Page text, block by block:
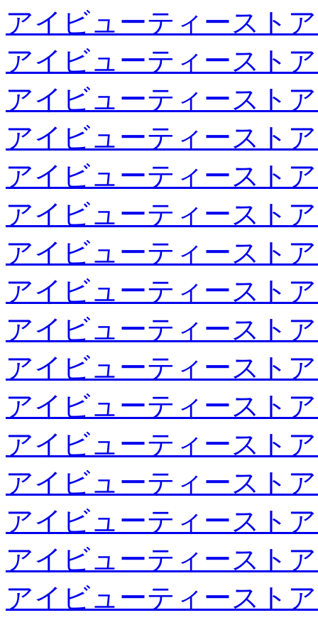
アイビューティースト
アイビューティースト
アイビューティースト
アイビューティースト
アイビューティースト
アイビューティースト
アイビューティースト
アイビューティースト
アイビューティースト
アイビューティースト
アイビューティースト
アイビューティースト
アイビューティースト
アイビューティースト
アイビューティースト
アイビューティースト